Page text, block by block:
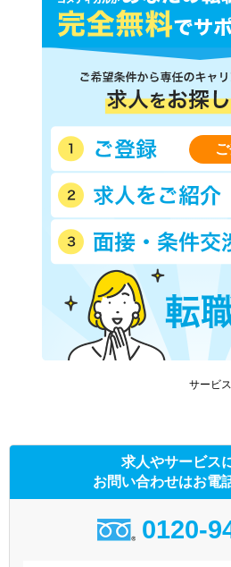
サービ
求人やサービス
お問い合わせはお電
0120-